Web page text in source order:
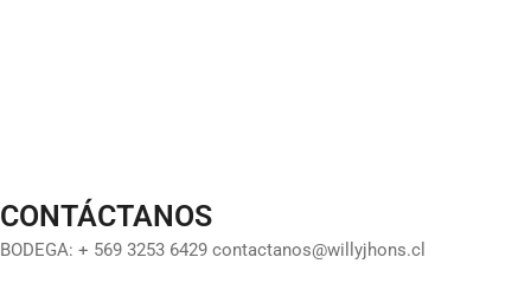
CONTÁCTANOS
BODEGA: + 569 3253 6429 contactanos@willyjhons.cl